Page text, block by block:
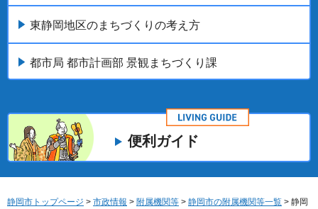
東静岡地区のまちづくりの考え方
都市局 都市計画部 景観まちづくり課
便利ガイド
静岡市トップページ > 市政情報 > 附属機関等 > 静岡市の附属機関等一覧 > 静岡